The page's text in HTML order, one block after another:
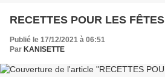
RECETTES POUR LES FÊTES
Publié le 17/12/2021 à 06:51
Par KANISETTE